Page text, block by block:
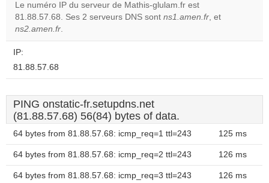
Le numéro IP du serveur de Mathis-glulam.fr est
81.88.57.68. Ses 2 serveurs DNS sont ns1.amen.fr, et
ns2.amen.fr.
IP:
81.88.57.68
PING onstatic-fr.setupdns.net
(81.88.57.68) 56(84) bytes of data.
64 bytes from 81.88.57.68: icmp_req=1 ttl=243 125 ms
64 bytes from 81.88.57.68: icmp_req=2 ttl=243 126 ms
64 bytes from 81.88.57.68: icmp_req=3 ttl=243 126 ms